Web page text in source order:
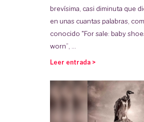
brevísima, casi diminuta que
en unas cuantas palabras,
conocido "For sale: baby
worn”, ...
Leer entrada >